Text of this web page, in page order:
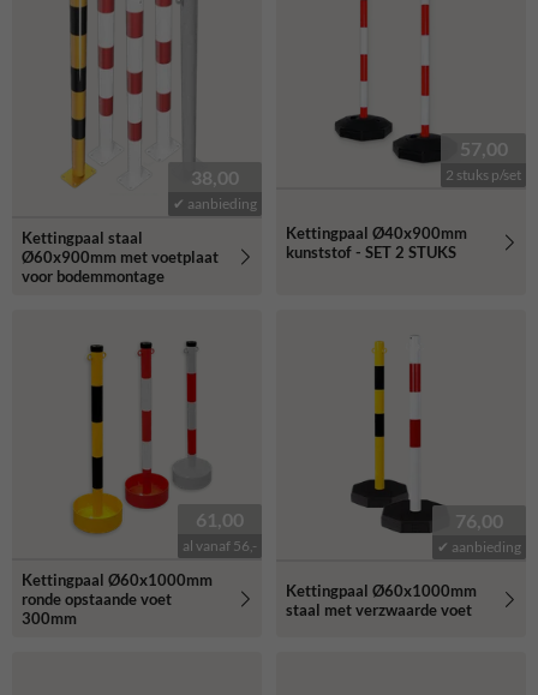
38,00
✔ aanbieding
Kettingpaal staal
Ø60x900mm met voetplaat
voor bodemmontage
57,00
2 stuks p/set
Kettingpaal Ø40x900mm
kunststof - SET 2 STUKS
61,00
al vanaf 56,-
Kettingpaal Ø60x1000mm
ronde opstaande voet
300mm
76,00
✔ aanbieding
Kettingpaal Ø60x1000mm
staal met verzwaarde voet